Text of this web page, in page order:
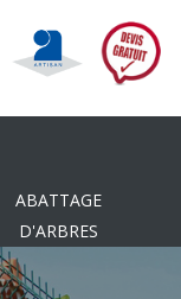
ABATTAGE
D'ARBRES